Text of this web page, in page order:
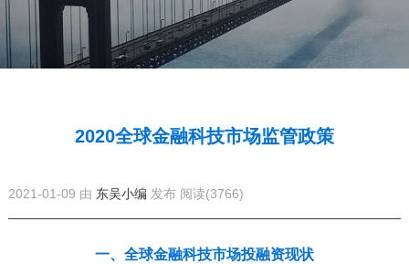
2020全球金融科技市场监管政策
2021-01-09 由 东吴小编 发布 阅读(3766)
一、全球金融科技市场投融资现状